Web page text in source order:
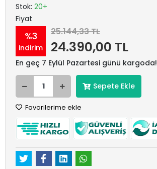
Stok: 20+
Fiyat
%3
indirim
25.144,33 TL
24.390,00 TL
En geç 7 Eylül Pazartesi günü kargoda!
Sepete Ekle
Favorilerime ekle